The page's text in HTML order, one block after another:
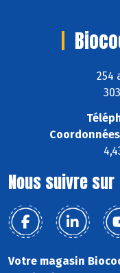
254
Coordonnées
Nous suivre sur
Votre magasin